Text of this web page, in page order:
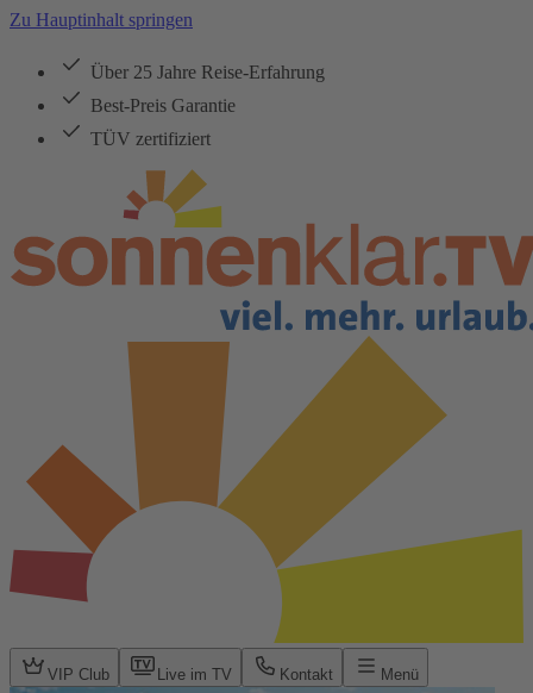
Zu Hauptinhalt springen
Über 25 Jahre Reise-Erfahrung
Best-Preis Garantie
TÜV zertifiziert
VIP Club Live im TV Kontakt Menü